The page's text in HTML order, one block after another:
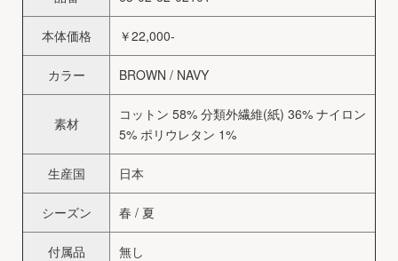
本体価格 ￥22,000-
カラー BROWN / NAVY
素材
コットン 58% 分類外繊維(紙) 36% ナイロン
5% ポリウレタン 1%
生産国 日本
シーズン 春 / 夏
付属品 無し